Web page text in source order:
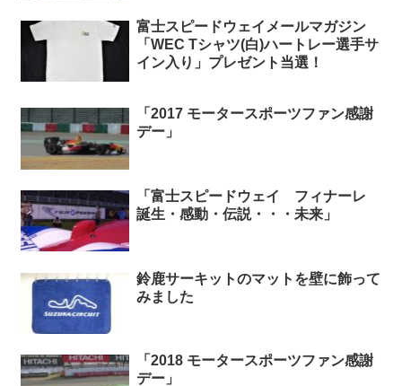
富士スピードウェイメールマガジン
「WEC Tシャツ(白)ハートレー選手サ
イン入り」プレゼント当選！
「2017 モータースポーツファン感謝
デー」
「富士スピードウェイ フィナーレ
誕生・感動・伝説・・・未来」
鈴鹿サーキットのマットを壁に飾って
みました
「2018 モータースポーツファン感謝
デー」